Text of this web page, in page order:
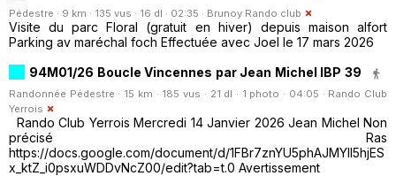
Pédestre · 9 km · 135 vus · 16 dl · 02:35 · Brunoy Rando club
Visite du parc Floral (gratuit en hiver) depuis maison alfort
Parking av maréchal foch Effectuée avec Joel le 17 mars 2026
94M01/26 Boucle Vincennes par Jean Michel IBP 39
Randonnée Pédestre · 15 km · 185 vus · 21 dl · 1 photo · 04:05 · Rando Club
Yerrois
Rando Club Yerrois Mercredi 14 Janvier 2026 Jean Michel Non
précisé Ras
https://docs.google.com/document/d/1FBr7znYU5phAJMYll5hjES
x_ktZ_i0psxuWDDvNcZ00/edit?tab=t.0 Avertissement